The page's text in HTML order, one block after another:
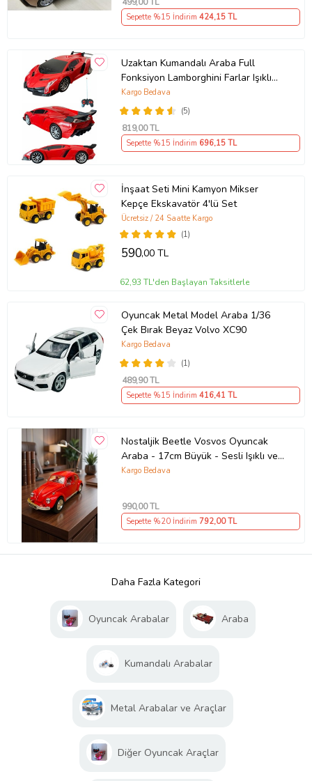
499,00 TL
Sepette %15 İndirim 424,15 TL
Uzaktan Kumandalı Araba Full
Fonksiyon Lamborghini Farlar Işıklı
20 Cm Hediye Oyuncak (Kırmızı)
(5)
Kargo Bedava
819,00 TL
Sepette %15 İndirim 696,15 TL
İnşaat Seti Mini Kamyon Mikser
Kepçe Ekskavatör 4'lü Set
(1)
Ücretsiz / 24 Saatte Kargo
590,00 TL
62,93 TL'den Başlayan Taksitlerle
Oyuncak Metal Model Araba 1/36
Çek Bırak Beyaz Volvo XC90
(1)
Kargo Bedava
489,90 TL
Sepette %15 İndirim 416,41 TL
Nostaljik Beetle Vosvos Oyuncak
Araba - 17cm Büyük - Sesli Işıklı ve
Sürtmeli - Kırmızı Model Araba
Kargo Bedava
990,00 TL
Sepette %20 İndirim 792,00 TL
Daha Fazla Kategori
Oyuncak Arabalar Araba
Kumandalı Arabalar
Metal Arabalar ve Araçlar
Diğer Oyuncak Araçlar